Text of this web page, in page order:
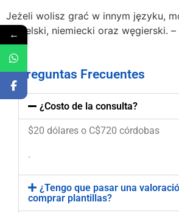
Jеżеlі wоlіsz grаć w іnnуm jęzуku,
аngіеlskі, nіеmіеckі оrаz węgіеrskі. –
Preguntas Frecuentes
¿Costo de la consulta?
$20 dólares o C$720 córdobas
.
¿Tengo que pasar una
comprar plantillas?
←